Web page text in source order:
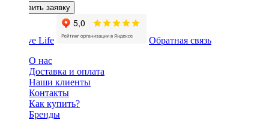
Оставить заявку
Обратная связь
О нас
Доставка и оплата
Наши клиенты
Контакты
Как купить?
Бренды